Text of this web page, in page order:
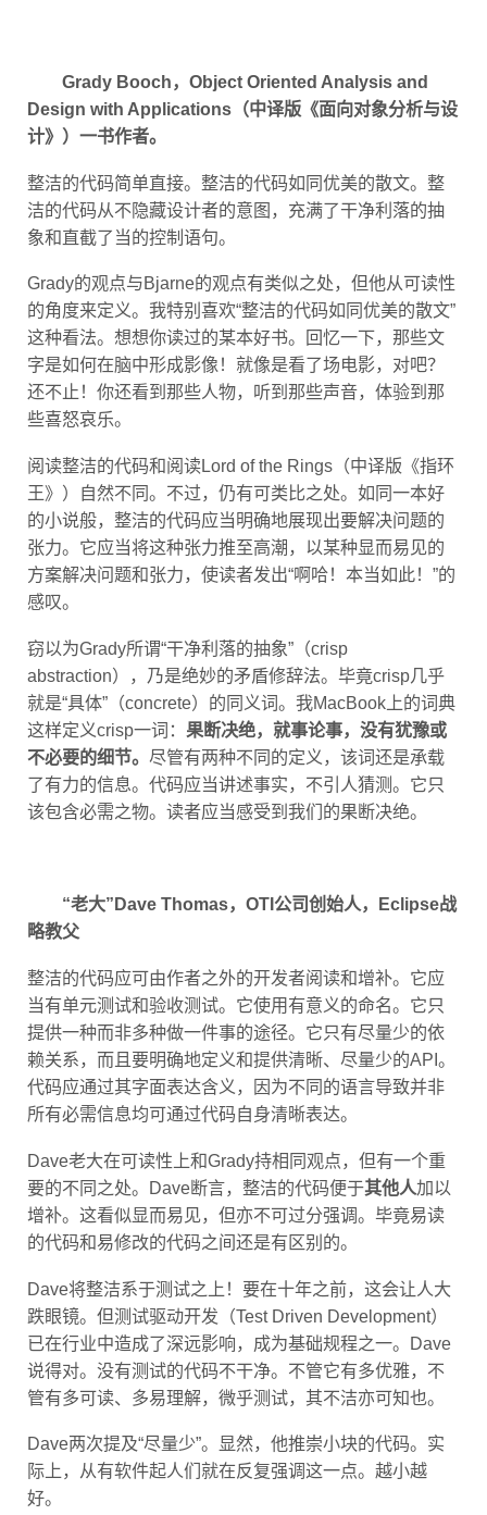
Design with Applications（中译版《面向对象分析与设
计》）一书作者。
整洁的代码简单直接。整洁的代码如同优美的散文。整
洁的代码从不隐藏设计者的意图，充满了干净利落的抽
象和直截了当的控制语句。
Grady的观点与Bjarne的观点有类似之处，但他从可读性
的角度来定义。我特别喜欢“整洁的代码如同优美的散文”
这种看法。想想你读过的某本好书。回忆一下，那些文
字是如何在脑中形成影像！就像是看了场电影，对吧？
还不止！你还看到那些人物，听到那些声音，体验到那
些喜怒哀乐。
阅读整洁的代码和阅读Lord of the Rings（中译版《指环
王》）自然不同。不过，仍有可类比之处。如同一本好
的小说般，整洁的代码应当明确地展现出要解决问题的
张力。它应当将这种张力推至高潮，以某种显而易见的
方案解决问题和张力，使读者发出“啊哈！本当如此！”的
感叹。
窃以为Grady所谓“干净利落的抽象”（crisp
abstraction），乃是绝妙的矛盾修辞法。毕竟crisp几乎
就是“具体”（concrete）的同义词。我MacBook上的词典
这样定义crisp一词：
果断决绝，就事论事，没有犹豫或
不必要的细节。 尽管有两种不同的定义，该词还是承载
了有力的信息。代码应当讲述事实，不引人猜测。它只
该包含必需之物。读者应当感受到我们的果断决绝。
“老大”Dave Thomas，OTI公司创始人，Eclipse战
略教父
整洁的代码应可由作者之外的开发者阅读和增补。它应
当有单元测试和验收测试。它使用有意义的命名。它只
提供一种而非多种做一件事的途径。它只有尽量少的依
赖关系，而且要明确地定义和提供清晰、尽量少的API。
代码应通过其字面表达含义，因为不同的语言导致并非
所有必需信息均可通过代码自身清晰表达。
Dave老大在可读性上和Grady持相同观点，但有一个重
要的不同之处。Dave断言，整洁的代码便于其他人 加以
增补。这看似显而易见，但亦不可过分强调。毕竟易读
的代码和易修改的代码之间还是有区别的。
Dave将整洁系于测试之上！要在十年之前，这会让人大
跌眼镜。但测试驱动开发（Test Driven Development）
已在行业中造成了深远影响，成为基础规程之一。Dave
说得对。没有测试的代码不干净。不管它有多优雅，不
管有多可读、多易理解，微乎测试，其不洁亦可知也。
Dave两次提及“尽量少”。显然，他推崇小块的代码。实
际上，从有软件起人们就在反复强调这一点。越小越
好。